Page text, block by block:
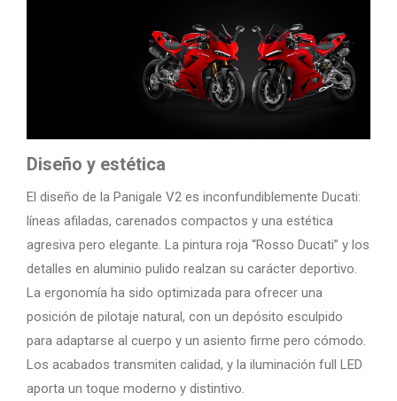
Diseño y estética
El diseño de la Panigale V2 es inconfundiblemente Ducati:
líneas afiladas, carenados compactos y una estética
agresiva pero elegante. La pintura roja “Rosso Ducati” y los
detalles en aluminio pulido realzan su carácter deportivo.
La ergonomía ha sido optimizada para ofrecer una
posición de pilotaje natural, con un depósito esculpido
para adaptarse al cuerpo y un asiento firme pero cómodo.
Los acabados transmiten calidad, y la iluminación full LED
aporta un toque moderno y distintivo.